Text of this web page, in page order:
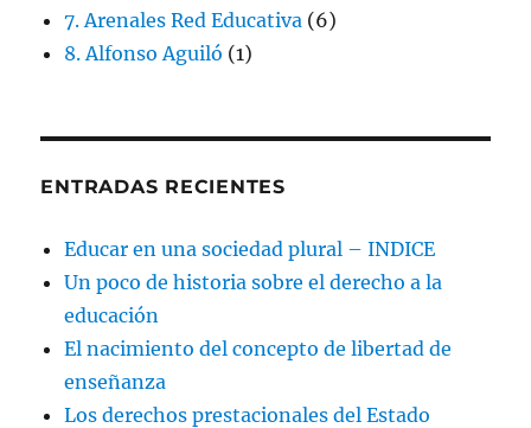
7. Arenales Red Educativa (6)
8. Alfonso Aguiló (1)
ENTRADAS RECIENTES
Educar en una sociedad plural – INDICE
Un poco de historia sobre el derecho a la
educación
El nacimiento del concepto de libertad de
enseñanza
Los derechos prestacionales del Estado